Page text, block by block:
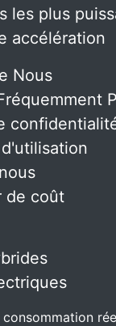
les plus
accélération
Nous
de coût